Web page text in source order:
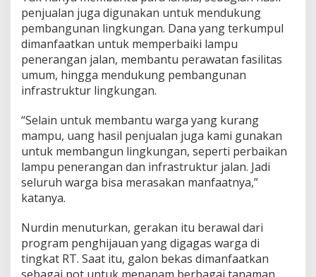
penjualan juga digunakan untuk mendukung
pembangunan lingkungan. Dana yang terkumpul
dimanfaatkan untuk memperbaiki lampu
penerangan jalan, membantu perawatan fasilitas
umum, hingga mendukung pembangunan
infrastruktur lingkungan.
“Selain untuk membantu warga yang kurang
mampu, uang hasil penjualan juga kami gunakan
untuk membangun lingkungan, seperti perbaikan
lampu penerangan dan infrastruktur jalan. Jadi
seluruh warga bisa merasakan manfaatnya,”
katanya.
Nurdin menuturkan, gerakan itu berawal dari
program penghijauan yang digagas warga di
tingkat RT. Saat itu, galon bekas dimanfaatkan
sebagai pot untuk menanam berbagai tanaman